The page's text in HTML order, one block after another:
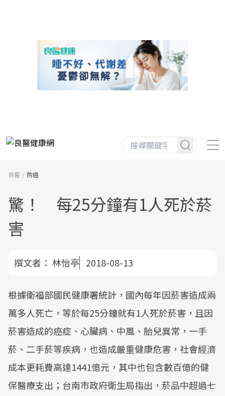
良醫 防癌
驚！ 每25分鐘有1人死於菸
害
撰文者： 林怡亭 2018-08-13
根據衛福部國民健康署統計，國內每年因菸害造成兩
萬多人死亡，等於每25分鐘就有1人死於菸害，且因
菸害造成的癌症、心臟病、中風、胎兒異常，一手
菸、二手菸等疾病，也造成嚴重健康危害，社會經濟
成本更耗費高達1441億元，其中也包含數百億的健
保醫療支出；台南市政府衛生局指出，菸品中超過七